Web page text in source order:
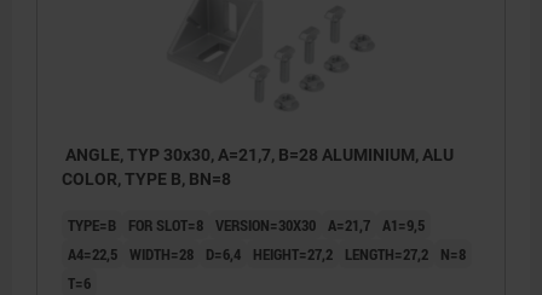
ANGLE, TYP 30x30, A=21,7, B=28 ALUMINIUM, ALU
COLOR, TYPE B, BN=8
TYPE=B FOR SLOT=8 VERSION=30X30 A=21,7 A1=9,5
A4=22,5 WIDTH=28 D=6,4 HEIGHT=27,2 LENGTH=27,2
N=8
T=6